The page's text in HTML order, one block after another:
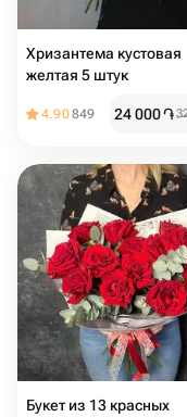
Хризантема кустовая
желтая 5 штук
4.90849 24 000֏
Букет из 13 красных